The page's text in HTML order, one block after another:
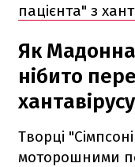
пацієнта" з
Як
нібито
хантавірусу
Творці
моторошними